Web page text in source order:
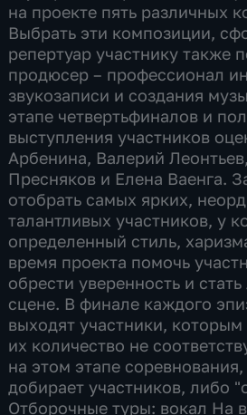
на проекте пять различных
Выбрать эти композиции,
репертуар участнику также
продюсер – профессионал
звукозаписи и создания
этапе четвертьфиналов и
выступления участников
Арбенина, Валерий
Пресняков и Елена Ваенга.
отобрать самых ярких,
талантливых участников, у
определенный стиль,
время проекта помочь
обрести уверенность и
сцене. В финале каждого
выходят участники, которым
их количество не
на этом этапе
добирает участников, либо
Отборочные туры: вокал На